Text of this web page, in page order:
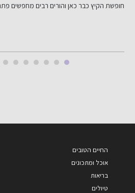
חופשת הקיץ כבר כאן והורים רבים מחפשים
החיים הטובים
אוכל ומתכונים
בריאות
טיולים